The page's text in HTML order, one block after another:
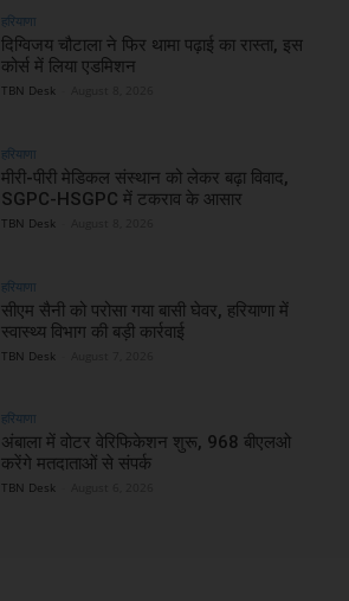
हरियाणा
दिग्विजय चौटाला ने फिर थामा पढ़ाई का रास्ता, इस
कोर्स में लिया एडमिशन
TBN Desk
हरियाणा
मीरी-पीरी मेडिकल संस्थान को लेकर बढ़ा विवाद,
SGPC-HSGPC में टकराव के आसार
TBN Desk
हरियाणा
सीएम सैनी को परोसा गया बासी घेवर, हरियाणा में
स्वास्थ्य विभाग की बड़ी कार्रवाई
TBN Desk
हरियाणा
अंबाला में वोटर वेरिफिकेशन शुरू, 968 बीएलओ
करेंगे मतदाताओं से संपर्क
TBN Desk